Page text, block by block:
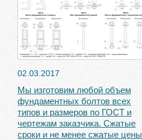
02.03.2017
Мы изготовим любой объем
фундаментных болтов всех
типов и размеров по ГОСТ и
чертежам заказчика. Сжатые
сроки и не менее сжатые цены